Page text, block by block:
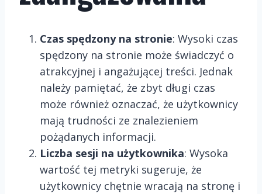
Czas spędzony na stronie: Wysoki czas
spędzony na stronie może świadczyć o
atrakcyjnej i angażującej treści. Jednak
należy pamiętać, że zbyt długi czas
może również oznaczać, że użytkownicy
mają trudności ze znalezieniem
pożądanych informacji.
Liczba sesji na użytkownika: Wysoka
wartość tej metryki sugeruje, że
użytkownicy chętnie wracają na stronę i